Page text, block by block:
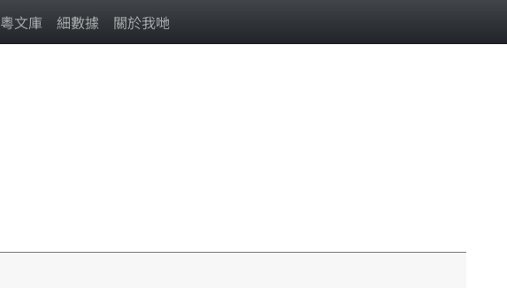
粵文庫 細數據 關於我哋